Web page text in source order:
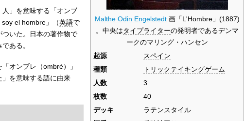
Malthe Odin Engelstedt 画「L'Hombre」(1887)
。中央はタイプライターの発明者であるデンマ
ークのマリング・ハンセン
起源
スペイン
種類
トリックテイキングゲーム
人数
3
枚数
40
デッキ
ラテンスタイル
人」を意味する「オンブ
soy el hombre」（英語で
ついた。日本の著作物で
ある。
オンブレ（ombré）」
を意味する語に由来